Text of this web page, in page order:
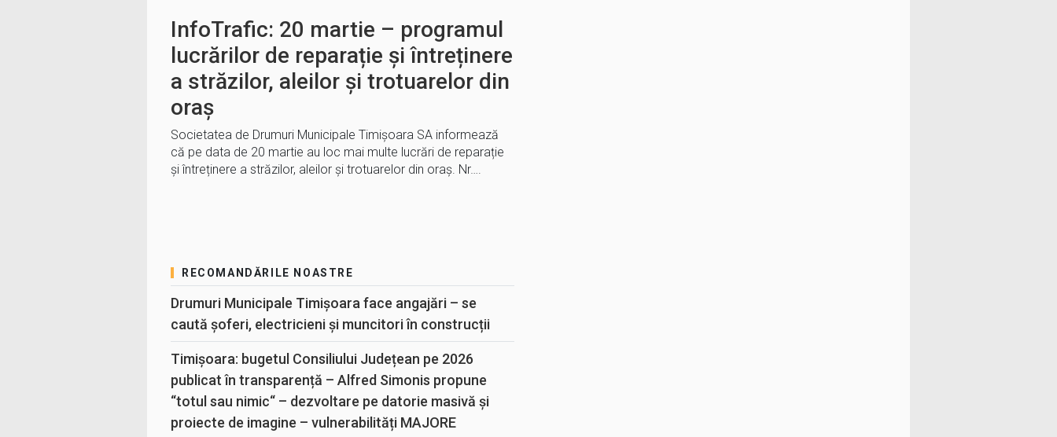
InfoTrafic: 20 martie – programul
lucrărilor de reparație și întreținere
a străzilor, aleilor și trotuarelor din
oraș
Societatea de Drumuri Municipale Timișoara SA informează
că pe data de 20 martie au loc mai multe lucrări de reparație
și întreținere a străzilor, aleilor și trotuarelor din oraș. Nr….
RECOMANDĂRILE NOASTRE
Drumuri Municipale Timișoara face angajări – se
caută șoferi, electricieni și muncitori în construcții
Timișoara: bugetul Consiliului Județean pe 2026
publicat în transparență – Alfred Simonis propune
“totul sau nimic“ – dezvoltare pe datorie masivă și
proiecte de imagine – vulnerabilități MAJORE